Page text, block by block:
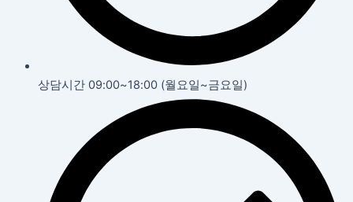
상담시간 09:00~18:00 (월요일~금요일)